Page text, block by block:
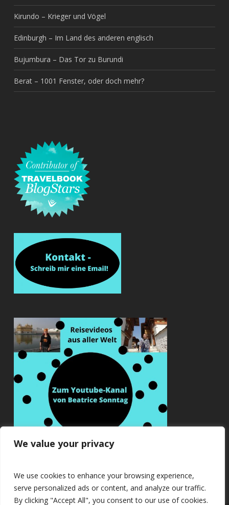
We value your privacy
We use cookies to enhance your browsing experience,
serve personalized ads or content, and analyze our traffic.
By clicking "Accept All", you consent to our use of cookies.
Kirundo – Krieger und Vögel
Edinburgh – Im Land des anderen englisch
Bujumbura – Das Tor zu Burundi
Berat – 1001 Fenster, oder doch mehr?